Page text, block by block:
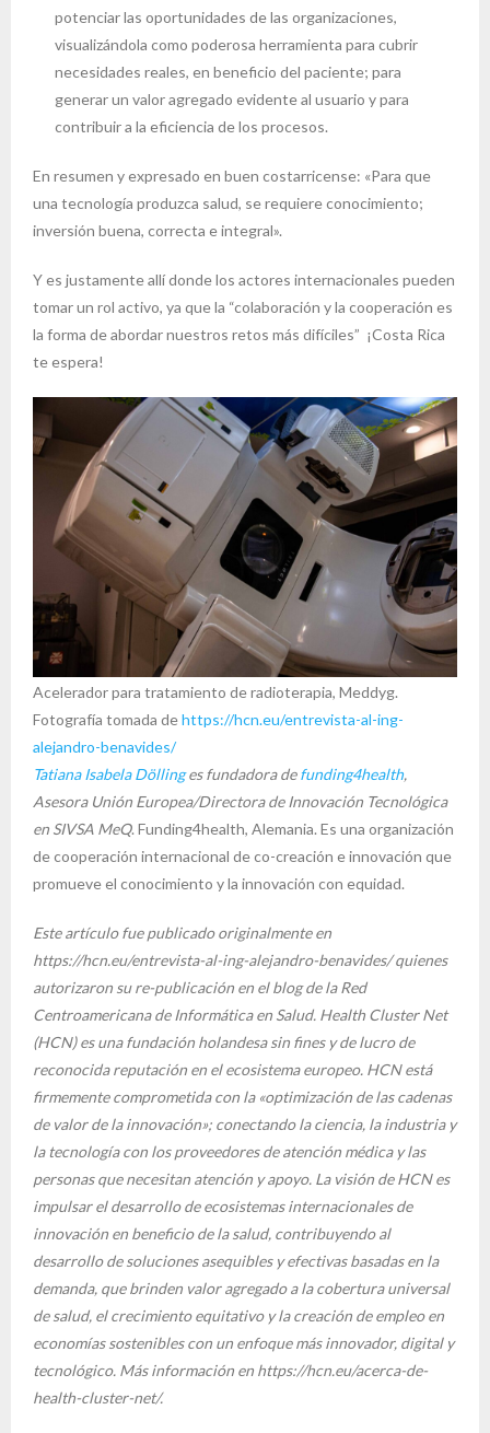
potenciar las oportunidades de las organizaciones,
visualizándola como poderosa herramienta para cubrir
necesidades reales, en beneficio del paciente; para
generar un valor agregado evidente al usuario y para
contribuir a la eficiencia de los procesos.
En resumen y expresado en buen costarricense: «Para que
una tecnología produzca salud, se requiere conocimiento;
inversión buena, correcta e integral».
Y es justamente allí donde los actores internacionales pueden
tomar un rol activo, ya que la “colaboración y la cooperación es
la forma de abordar nuestros retos más difíciles” ¡Costa Rica
te espera!
Acelerador para tratamiento de radioterapia, Meddyg.
Fotografía tomada dehttps://hcn.eu/entrevista-al-ing-
alejandro-benavides/
Tatiana Isabela Döllinges fundadora defunding4health,
Asesora Unión Europea/Directora de Innovación Tecnológica
en SIVSA MeQ. Funding4health, Alemania. Es una organización
de cooperación internacional de co-creación e innovación que
promueve el conocimiento y la innovación con equidad.
Este artículo fue publicado originalmente en
https://hcn.eu/entrevista-al-ing-alejandro-benavides/ quienes
autorizaron su re-publicación en el blog de la Red
Centroamericana de Informática en Salud. Health Cluster Net
(HCN) es una fundación holandesa sin fines y de lucro de
reconocida reputación en el ecosistema europeo. HCN está
firmemente comprometida con la «optimización de las cadenas
de valor de la innovación»; conectando la ciencia, la industria y
la tecnología con los proveedores de atención médica y las
personas que necesitan atención y apoyo. La visión de HCN es
impulsar el desarrollo de ecosistemas internacionales de
innovación en beneficio de la salud, contribuyendo al
desarrollo de soluciones asequibles y efectivas basadas en la
demanda, que brinden valor agregado a la cobertura universal
de salud, el crecimiento equitativo y la creación de empleo en
economías sostenibles con un enfoque más innovador, digital y
tecnológico. Más información en https://hcn.eu/acerca-de-
health-cluster-net/.